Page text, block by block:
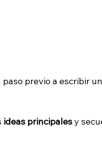
previo a escribir
ideas principales y